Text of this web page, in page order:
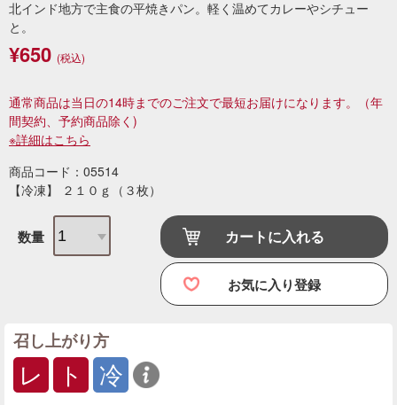
北インド地方で主食の平焼きパン。軽く温めてカレーやシチュー
と。
¥650 (税込)
通常商品は当日の14時までのご注文で最短お届けになります。
（年
間契約、予約商品除く)
※詳細はこちら
商品コード：05514
【冷凍】 ２１０ｇ（３枚）
数量 カートに入れる
お気に入り登録
召し上がり方
レ ト 冷